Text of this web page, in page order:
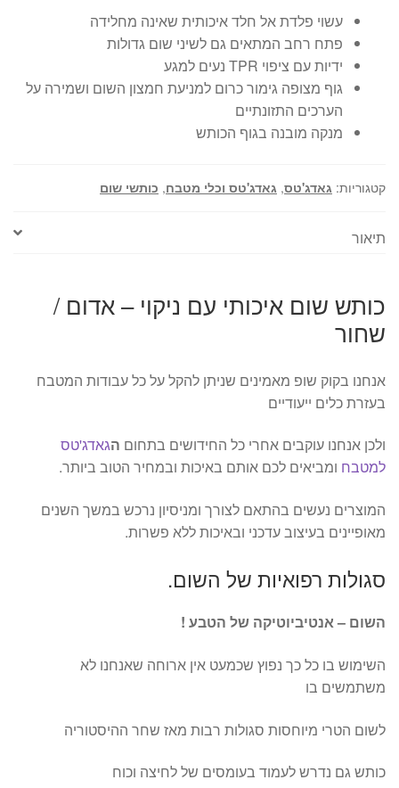
עשוי פלדת אל חלד איכותית שאינה מחלידה
פתח רחב המתאים גם לשיני שום גדולות
ידיות עם ציפוי TPR נעים למגע
גוף מצופה גימור כרום למניעת חמצון השום ושמירה על
הערכים התזונתיים
מנקה מובנה בגוף הכותש
קטגוריות: גאדג'טס, גאדג'טס וכלי מטבח, כותשי שום
תיאור
כותש שום איכותי עם ניקוי – אדום /
שחור
אנחנו בקוק שופ מאמינים שניתן להקל על כל עבודות המטבח
בעזרת כלים ייעודיים
ולכן אנחנו עוקבים אחרי כל החידושים בתחום הגאדג'טס
למטבח ומביאים לכם אותם באיכות ובמחיר הטוב ביותר.
המוצרים נעשים בהתאם לצורך ומניסיון נרכש במשך השנים
מאופיינים בעיצוב עדכני ובאיכות ללא פשרות.
סגולות רפואיות של השום.
השום – אנטיביוטיקה של הטבע !
השימוש בו כל כך נפוץ שכמעט אין ארוחה שאנחנו לא
משתמשים בו
לשום הטרי מיוחסות סגולות רבות מאז שחר ההיסטוריה
כותש גם נדרש לעמוד בעומסים של לחיצה וכוח